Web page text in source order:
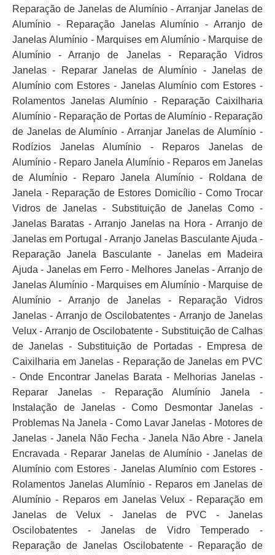
Reparação de Janelas de Alumínio - Arranjar Janelas de
Alumínio - Reparação Janelas Alumínio - Arranjo de
Janelas Alumínio - Marquises em Alumínio - Marquise de
Alumínio - Arranjo de Janelas - Reparação Vidros
Janelas - Reparar Janelas de Alumínio - Janelas de
Alumínio com Estores - Janelas Alumínio com Estores -
Rolamentos Janelas Alumínio - Reparação Caixilharia
Alumínio - Reparação de Portas de Alumínio - Reparação
de Janelas de Alumínio - Arranjar Janelas de Alumínio -
Rodízios Janelas Alumínio - Reparos Janelas de
Alumínio - Reparo Janela Alumínio - Reparos em Janelas
de Alumínio - Reparo Janela Alumínio - Roldana de
Janela - Reparação de Estores Domicílio - Como Trocar
Vidros de Janelas - Substituição de Janelas Como -
Janelas Baratas - Arranjo Janelas na Hora - Arranjo de
Janelas em Portugal - Arranjo Janelas Basculante Ajuda -
Reparação Janela Basculante - Janelas em Madeira
Ajuda - Janelas em Ferro - Melhores Janelas - Arranjo de
Janelas Alumínio - Marquises em Alumínio - Marquise de
Alumínio - Arranjo de Janelas - Reparação Vidros
Janelas - Arranjo de Oscilobatentes - Arranjo de Janelas
Velux - Arranjo de Oscilobatente - Substituição de Calhas
de Janelas - Substituição de Portadas - Empresa de
Caixilharia em Janelas - Reparação de Janelas em PVC
- Onde Encontrar Janelas Barata - Melhorias Janelas -
Reparar Janelas - Reparação Alumínio Janela -
Instalação de Janelas - Como Desmontar Janelas -
Problemas Na Janela - Como Lavar Janelas - Motores de
Janelas - Janela Não Fecha - Janela Não Abre - Janela
Encravada - Reparar Janelas de Alumínio - Janelas de
Alumínio com Estores - Janelas Alumínio com Estores -
Rolamentos Janelas Alumínio - Reparos em Janelas de
Alumínio - Reparos em Janelas Velux - Reparação em
Janelas de Velux - Janelas de PVC - Janelas
Oscilobatentes - Janelas de Vidro Temperado -
Reparação de Janelas Oscilobatente - Reparação de